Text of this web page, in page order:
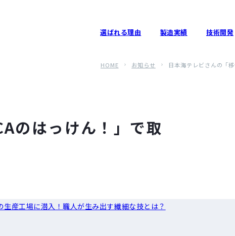
選ばれる理由 製造実績 技術開発
HOME お知らせ 日本海テレビさんの「
のはっけん！」で取
生産工場に潜入！職人が生み出す繊細な技とは？